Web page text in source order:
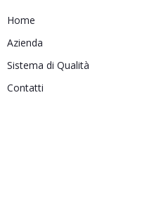
Home
Azienda
Sistema di Qualità
Contatti